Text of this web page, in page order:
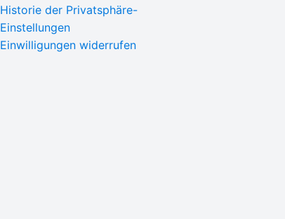
Historie der Privatsphäre-
Einstellungen
Einwilligungen widerrufen